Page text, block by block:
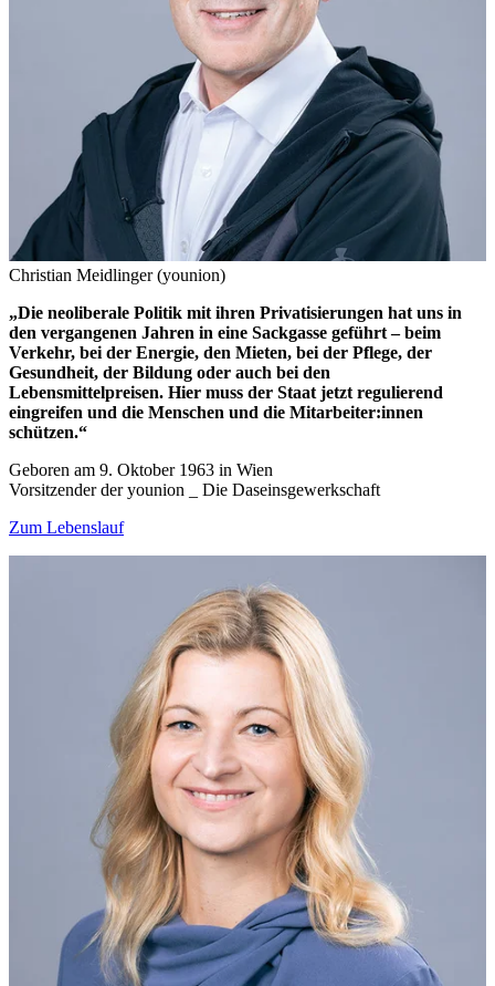
Christian Meidlinger (younion)
„Die neoliberale Politik mit ihren Privatisierungen hat uns in
den vergangenen Jahren in eine Sackgasse geführt – beim
Verkehr, bei der Energie, den Mieten, bei der Pflege, der
Gesundheit, der Bildung oder auch bei den
Lebensmittelpreisen. Hier muss der Staat jetzt regulierend
eingreifen und die Menschen und die Mitarbeiter:innen
schützen.“
Geboren am 9. Oktober 1963 in Wien
Vorsitzender der younion _ Die Daseinsgewerkschaft
Zum Lebenslauf